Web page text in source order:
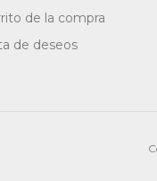
de la compra
de deseos